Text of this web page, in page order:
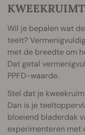
Wil je bepalen wat
teelt?
met de breedte om
Dat getal
PPFD-waarde.
Stel dat je
Dan is je
bloeiend bladerdak
experimenteren met